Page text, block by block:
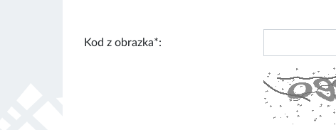
Kod z obrazka*: